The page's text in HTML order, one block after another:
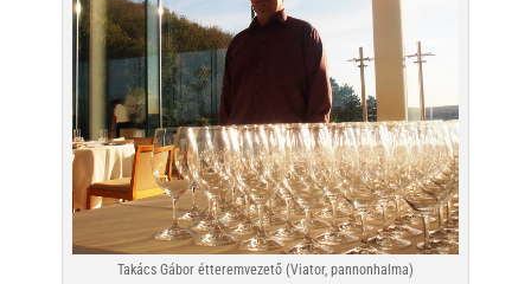
Takács Gábor étteremvezető (Viator, pannonhalma)